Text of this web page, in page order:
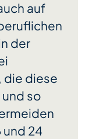
auf
der
die diese
so
und 24